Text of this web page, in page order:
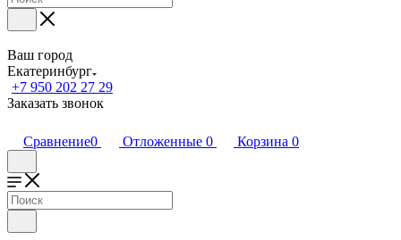
Ваш город
Екатеринбург
+7 950 202 27 29
Заказать звонок
Сравнение0 Отложенные 0 Корзина 0